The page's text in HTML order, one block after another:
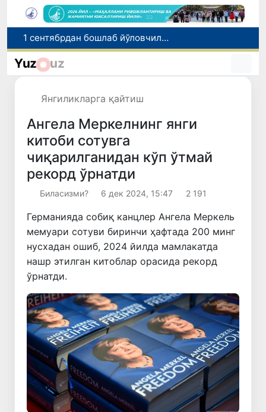
1 сентябрдан бошлаб йўловчилар автобусга чиқиши билан йўлкира ҳақини тўлашлари шарт бўлади
“Янги Ўзбекистон бунёдкорлари” касбий маҳорат миллий танловининг тақдирлаш маросими бўлиб ўтди
Yuz uz
Янгиликларга қайтиш
Ангела Меркелнинг янги
китоби сотувга
чиқарилганидан кўп ўтмай
рекорд ўрнатди
Биласизми? 6 дек 2024, 15:47 2 191
Германияда собиқ канцлер Ангела Меркель
мемуари сотуви биринчи ҳафтада 200 минг
нусхадан ошиб, 2024 йилда мамлакатда
нашр этилган китоблар орасида рекорд
ўрнатди.